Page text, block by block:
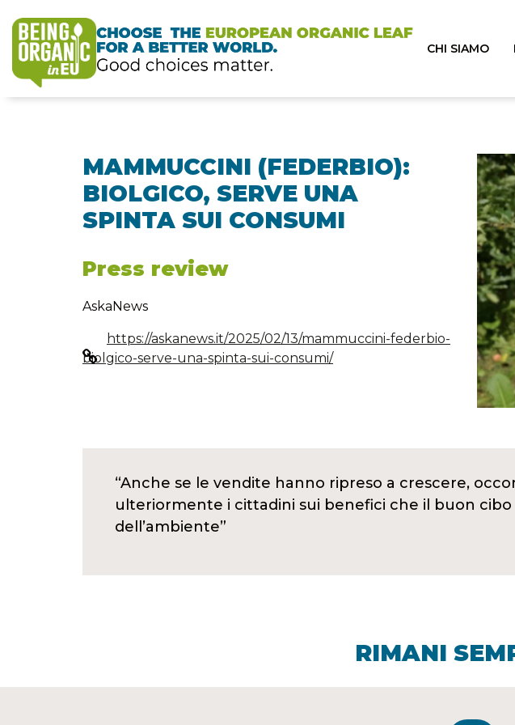
CHI SIAMO
MAMMUCCINI (FEDERBIO):
BIOLGICO, SERVE UNA
SPINTA SUI CONSUMI
Press review
AskaNews
https://askanews.it/2025/02/13/mammuccini-federbio-
biolgico-serve-una-spinta-sui-consumi/
“Anche se le vendite hanno ripreso a crescere,
ulteriormente i cittadini sui benefici che il buon
dell’ambiente”
RIMANI